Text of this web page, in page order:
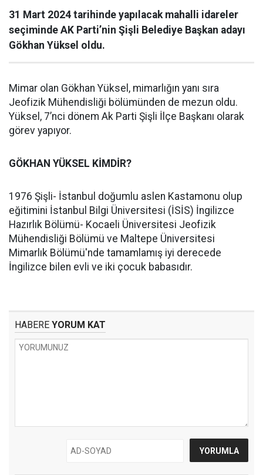
31 Mart 2024 tarihinde yapılacak mahalli idareler
seçiminde AK Parti’nin Şişli Belediye Başkan adayı
Gökhan Yüksel oldu.
Mimar olan Gökhan Yüksel, mimarlığın yanı sıra
Jeofizik Mühendisliği bölümünden de mezun oldu.
Yüksel, 7’nci dönem Ak Parti Şişli İlçe Başkanı olarak
görev yapıyor.
GÖKHAN YÜKSEL KİMDİR?
1976 Şişli- İstanbul doğumlu aslen Kastamonu olup
eğitimini İstanbul Bilgi Üniversitesi (İSİS) İngilizce
Hazırlık Bölümü- Kocaeli Üniversitesi Jeofizik
Mühendisliği Bölümü ve Maltepe Üniversitesi
Mimarlık Bölümü'nde tamamlamış iyi derecede
İngilizce bilen evli ve iki çocuk babasıdır.
HABERE YORUM KAT